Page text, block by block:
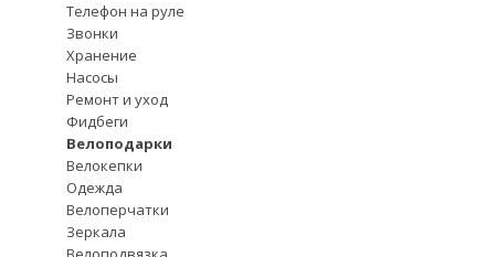
Телефон на руле
Звонки
Хранение
Насосы
Ремонт и уход
Фидбеги
Велоподарки
Велокепки
Одежда
Велоперчатки
Зеркала